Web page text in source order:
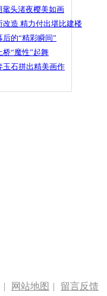
鼋头渚夜樱美如画
造 精力付出堪比建楼
的“精彩瞬间”
“魔性”起舞
玉石拼出精美画作
| 网站地图 | 留言反馈